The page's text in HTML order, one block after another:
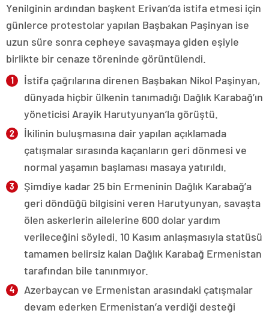
Yenilginin ardından başkent Erivan’da istifa etmesi için
günlerce protestolar yapılan Başbakan Paşinyan ise
uzun süre sonra cepheye savaşmaya giden eşiyle
birlikte bir cenaze töreninde görüntülendi.
İstifa çağrılarına direnen Başbakan Nikol Paşinyan,
dünyada hiçbir ülkenin tanımadığı Dağlık Karabağ’ın
yöneticisi Arayik Harutyunyan’la görüştü.
İkilinin buluşmasına dair yapılan açıklamada
çatışmalar sırasında kaçanların geri dönmesi ve
normal yaşamın başlaması masaya yatırıldı.
Şimdiye kadar 25 bin Ermeninin Dağlık Karabağ’a
geri döndüğü bilgisini veren Harutyunyan, savaşta
ölen askerlerin ailelerine 600 dolar yardım
verileceğini söyledi. 10 Kasım anlaşmasıyla statüsü
tamamen belirsiz kalan Dağlık Karabağ Ermenistan
tarafından bile tanınmıyor.
Azerbaycan ve Ermenistan arasındaki çatışmalar
devam ederken Ermenistan’a verdiği desteği